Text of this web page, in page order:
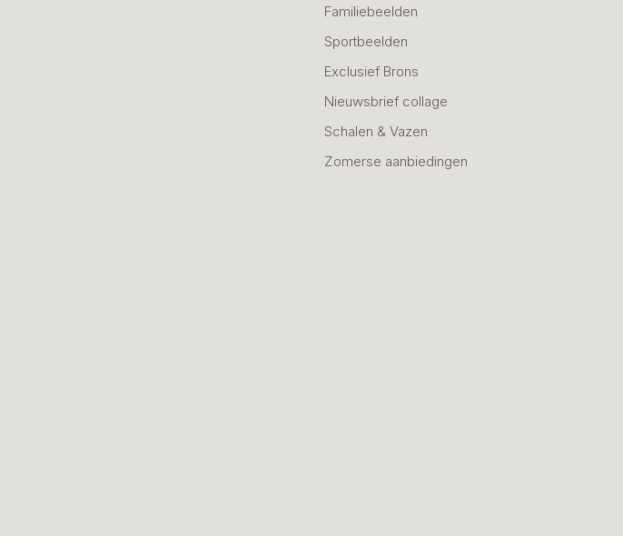
Familiebeelden
Sportbeelden
Exclusief Brons
Nieuwsbrief collage
Schalen & Vazen
Zomerse aanbiedingen